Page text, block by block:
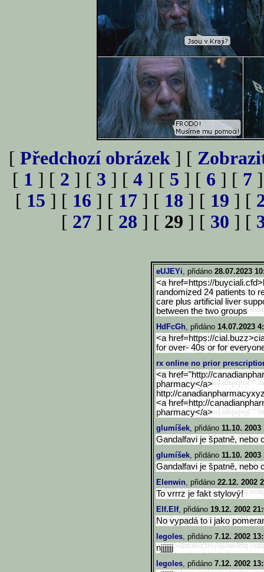
[ Předchozí obrázek ] [
[ 1 ] [ 2 ] [ 3 ] [ 4 ] [ 5 ] [ 6 ] [ 7
[ 15 ] [ 16 ] [ 17 ] [ 18 ] [ 19 ] [
[ 27 ] [ 28 ] [ 29 ] [ 30 ] [
eUJEYi, přidáno 28.07.2023
<a href=https://
randomized 24 patients to
care plus artificial liver
between the two groups
HdFcGh, přidáno 14.07.2023
<a href=https://
for over- 40s or for
rx online no prior
<a href="http://
pharmacy</a>
http://canadianpharmacyxy
<a href=http://
pharmacy</a>
glumíšek, přidáno 11.10. 2003
Gandalfavi je špatně, nebo
glumíšek, přidáno 11.10. 2003
Gandalfavi je špatně, nebo
Elenwin, přidáno 22.12. 2002
To vrrrz je fakt stylový!
Elf.Elf, přidáno 19.12. 2002
No vypadá to i jako
legoles, přidáno 7.12. 2002
njjjjjjj
legoles, přidáno 7.12. 2002